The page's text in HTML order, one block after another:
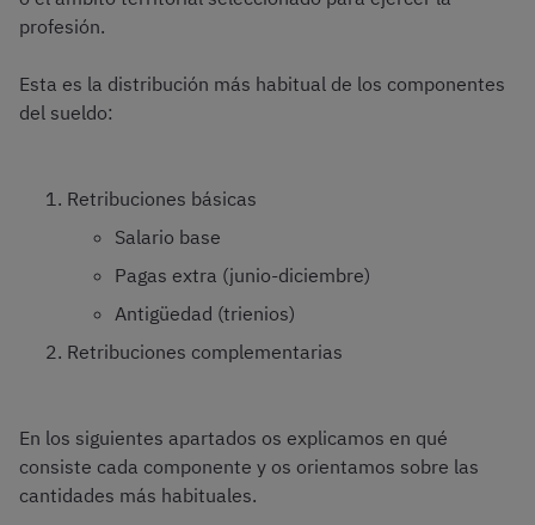
profesión.
Esta es la distribución más habitual de los componentes
del sueldo:
Retribuciones básicas
Salario base
Pagas extra (junio-diciembre)
Antigüedad (trienios)
Retribuciones complementarias
En los siguientes apartados os explicamos en qué
consiste cada componente y os orientamos sobre las
cantidades más habituales.